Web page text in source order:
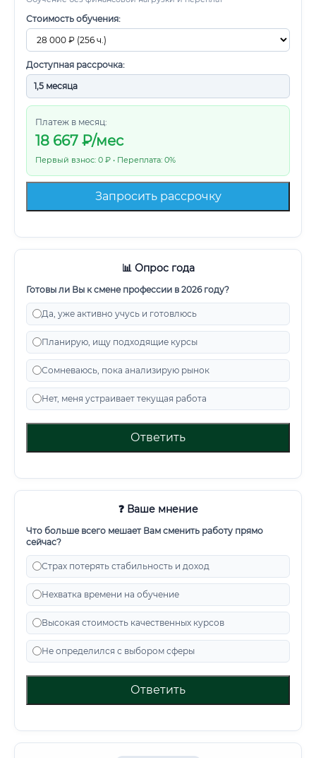
Стоимость обучения:
Доступная рассрочка:
Платеж в месяц:
18 667 ₽/мес
Первый взнос: 0 ₽ • Переплата: 0%
Запросить рассрочку
📊 Опрос года
Готовы ли Вы к смене профессии в 2026 году?
Да, уже активно учусь и готовлюсь
Планирую, ищу подходящие курсы
Сомневаюсь, пока анализирую рынок
Нет, меня устраивает текущая работа
Ответить
❓ Ваше мнение
Что больше всего мешает Вам сменить работу прямо
сейчас?
Страх потерять стабильность и доход
Нехватка времени на обучение
Высокая стоимость качественных курсов
Не определился с выбором сферы
Ответить